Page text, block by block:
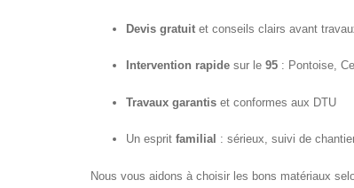
Devis gratuit et conseils clairs avant
Intervention rapide sur le 95 : Pontoise,
Travaux garantis et conformes aux DTU
Un esprit familial : sérieux, suivi de
Nous vous aidons à choisir les bons matériaux